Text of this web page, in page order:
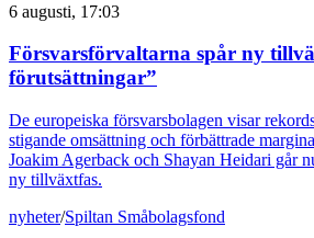
6 augusti, 17:03
Försvarsförvaltarna spår ny
förutsättningar”
De europeiska försvarsbolagen visar
stigande omsättning och förbättrade
Joakim Agerback och Shayan Heidari går
ny tillväxtfas.
nyheter/Spiltan Småbolagsfond